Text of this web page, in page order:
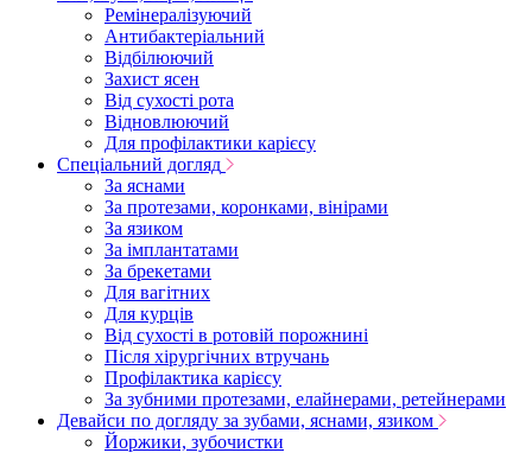
Ремінералізуючий
Антибактеріальний
Відбілюючий
Захист ясен
Від сухості рота
Відновлюючий
Для профілактики карієсу
Спеціальний догляд
За яснами
За протезами, коронками, вінірами
За язиком
За імплантатами
За брекетами
Для вагітних
Для курців
Від сухості в ротовій порожнині
Після хірургічних втручань
Профілактика карієсу
За зубними протезами, елайнерами, ретейнерами
Девайси по догляду за зубами, яснами, язиком
Йоржики, зубочистки